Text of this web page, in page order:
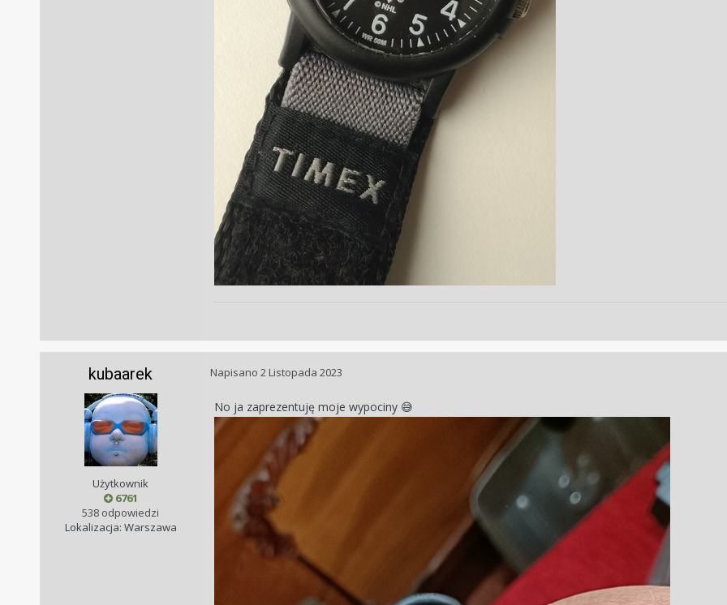
kubaarek
Użytkownik
6761
538 odpowiedzi
Lokalizacja: Warszawa
Napisano 2 Listopada 2023
No ja zaprezentuję moje wypociny 😅